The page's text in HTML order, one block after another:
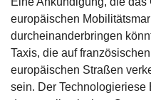
europäischen
durcheinanderbringen
Taxis, die auf
europäischen Straßen
sein. Der Technologieriese